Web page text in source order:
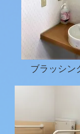
ブラッシン